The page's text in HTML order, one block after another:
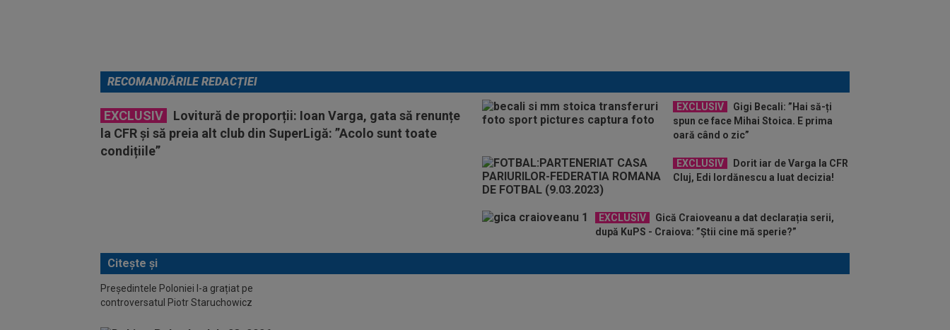
RECOMANDĂRILE REDACȚIEI
EXCLUSIV
Lovitură de proporții: Ioan Varga, gata să renunțe
la CFR și să preia alt club din SuperLigă: ”Acolo sunt toate
condițiile”
EXCLUSIV
Gigi Becali: ”Hai să-ți
spun ce face Mihai Stoica. E prima
oară când o zic”
EXCLUSIV
Dorit iar de Varga la CFR
Cluj, Edi Iordănescu a luat decizia!
EXCLUSIV
Gică Craioveanu a dat declarația serii,
după KuPS - Craiova: ”Știi cine mă sperie?”
Citește și
Președintele Poloniei l-a grațiat pe
controversatul Piotr Staruchowicz